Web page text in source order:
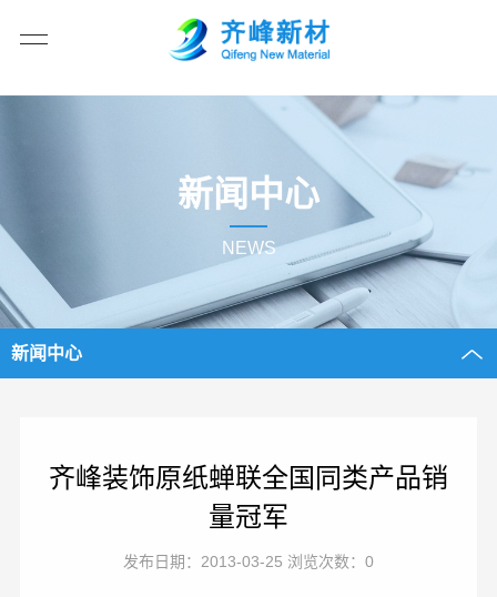
新闻中心
NEWS
新闻中心
齐峰装饰原纸蝉联全国同类产品销
量冠军
发布日期：2013-03-25 浏览次数：0